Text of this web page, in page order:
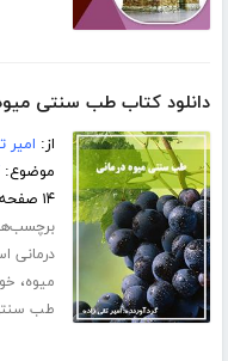
دانلود کتاب طب سنتی
از: امیر
موضوع:
۱۴ صفحه
درمانی
میوه،
طب